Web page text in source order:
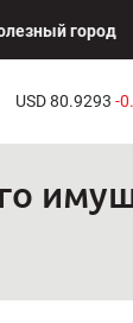
город
USD 80.9293 -